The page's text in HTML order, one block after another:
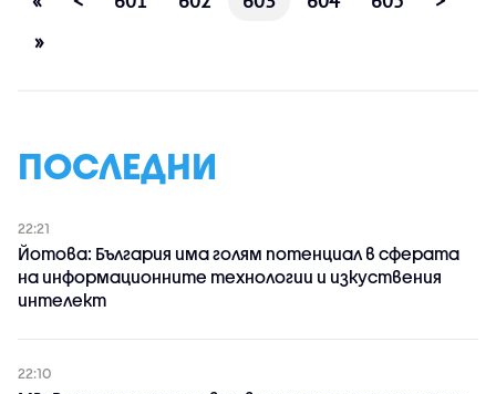
»
ПОСЛЕДНИ
22:21
Йотова: България има голям потенциал в сферата
на информационните технологии и изкуствения
интелект
22:10